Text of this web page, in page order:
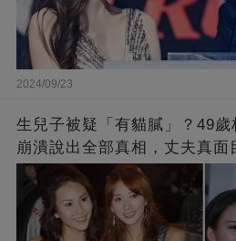
2024/09/23
生兒子被疑「有貓膩」？49歲
崩潰說出全部真相，丈夫真面